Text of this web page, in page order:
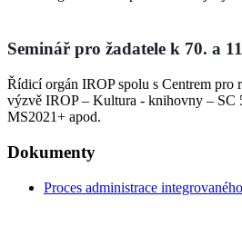
Seminář pro žadatele k 70. a
Řídicí orgán IROP spolu s Centrem pro
výzvě IROP – Kultura - knihovny – SC
MS2021+ apod.
Dokumenty
Proces administrace